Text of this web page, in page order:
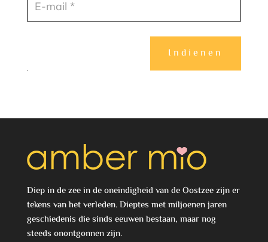
Indienen
Diep in de zee in de oneindigheid van de Oostzee zijn er
tekens van het verleden. Dieptes met miljoenen jaren
geschiedenis die sinds eeuwen bestaan, maar nog
steeds onontgonnen zijn.